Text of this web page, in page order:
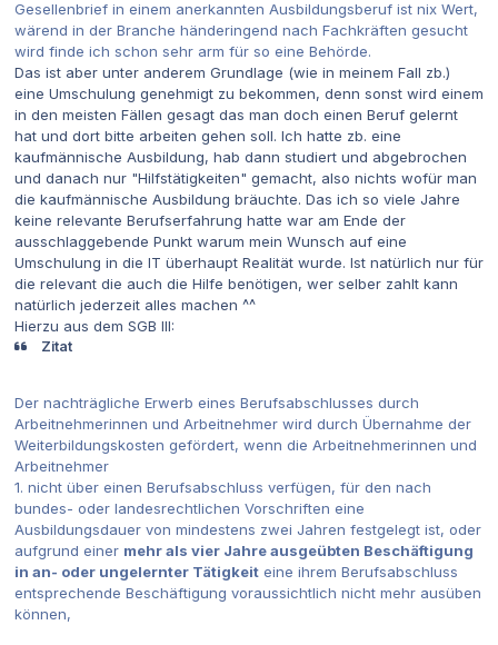
Gesellenbrief in einem anerkannten Ausbildungsberuf ist nix Wert,
wärend in der Branche händeringend nach Fachkräften gesucht
wird finde ich schon sehr arm für so eine Behörde.
Das ist aber unter anderem Grundlage (wie in meinem Fall zb.)
eine Umschulung genehmigt zu bekommen, denn sonst wird einem
in den meisten Fällen gesagt das man doch einen Beruf gelernt
hat und dort bitte arbeiten gehen soll. Ich hatte zb. eine
kaufmännische Ausbildung, hab dann studiert und abgebrochen
und danach nur "Hilfstätigkeiten" gemacht, also nichts wofür man
die kaufmännische Ausbildung bräuchte. Das ich so viele Jahre
keine relevante Berufserfahrung hatte war am Ende der
ausschlaggebende Punkt warum mein Wunsch auf eine
Umschulung in die IT überhaupt Realität wurde. Ist natürlich nur für
die relevant die auch die Hilfe benötigen, wer selber zahlt kann
natürlich jederzeit alles machen ^^
Hierzu aus dem SGB III:
Zitat
Der nachträgliche Erwerb eines Berufsabschlusses durch
Arbeitnehmerinnen und Arbeitnehmer wird durch Übernahme der
Weiterbildungskosten gefördert, wenn die Arbeitnehmerinnen und
Arbeitnehmer
1. nicht über einen Berufsabschluss verfügen, für den nach
bundes- oder landesrechtlichen Vorschriften eine
Ausbildungsdauer von mindestens zwei Jahren festgelegt ist, oder
aufgrund einer mehr als vier Jahre ausgeübten Beschäftigung
in an- oder ungelernter Tätigkeit eine ihrem Berufsabschluss
entsprechende Beschäftigung voraussichtlich nicht mehr ausüben
können,